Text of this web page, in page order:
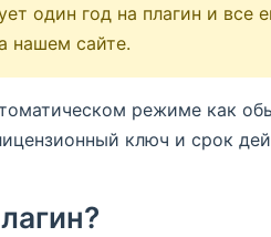
один год на плагин и все
нашем сайте.
режиме как
ключ и срок